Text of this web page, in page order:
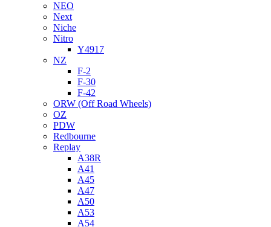
NEO
Next
Niche
Nitro
Y4917
NZ
F-2
F-30
F-42
ORW (Off Road Wheels)
OZ
PDW
Redbourne
Replay
A38R
A41
A45
A47
A50
A53
A54